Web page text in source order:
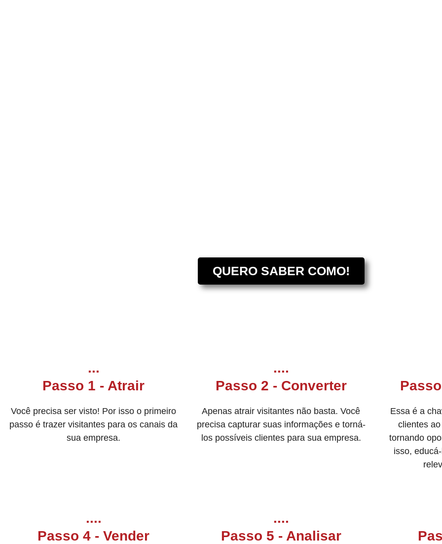
QUERO SABER COMO!
...
Passo 1 - Atrair
Você precisa ser visto! Por isso o primeiro
passo é trazer visitantes para os canais da
sua empresa.
....
Passo 2 - Converter
Apenas atrair visitantes não basta. Você
precisa capturar suas informações e torná-
los possíveis clientes para sua empresa.
Essa é a
clientes
tornando
isso,
....
Passo 4 - Vender
....
Passo 5 - Analisar